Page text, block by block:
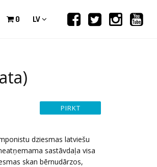
0 LV
dziesmas latviešu
sastāvdaļa visa
skan bērnudārzos,